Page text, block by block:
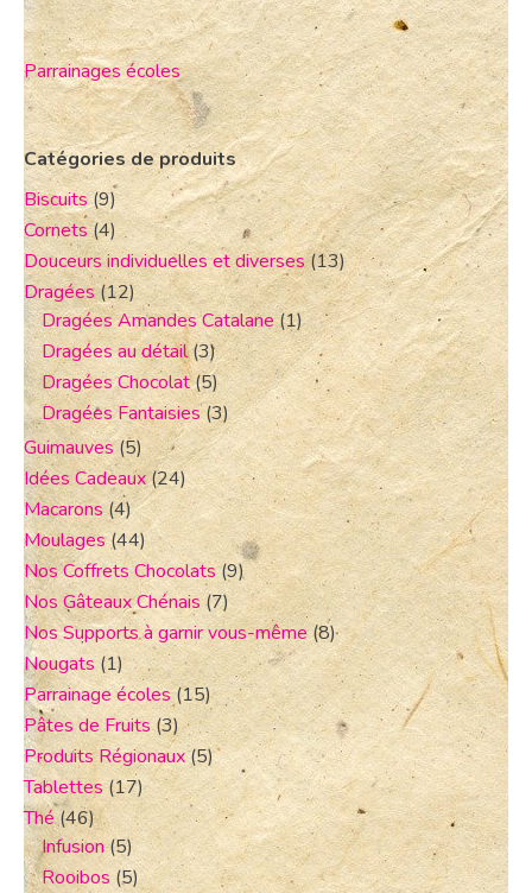
Parrainages écoles
Catégories de produits
Biscuits(9)
Cornets(4)
Douceurs individuelles et diverses (13)
Dragées(12)
Dragées Amandes Catalane(1)
Dragées au détail(3)
Dragées Chocolat(5)
Dragées Fantaisies (3)
Guimauves (5)
Idées Cadeaux(24)
Macarons(4)
Moulages(44)
Nos Coffrets Chocolats (9)
Nos Gâteaux Chénais (7)
Nos Supports à garnir vous-même(8)
Nougats (1)
Parrainage écoles (15)
Pâtes de Fruits (3)
Produits Régionaux(5)
Tablettes(17)
Thé (46)
Infusion(5)
Rooibos (5)